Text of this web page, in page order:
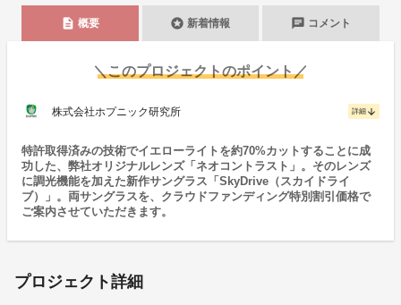
description 概要 stars 新着情報 chat コメント
＼このプロジェクトのポイント／
株式会社ホプニック研究所 詳細 arrow_downward
特許取得済みの技術でイエローライトを約70%カットすることに成
功した、弊社オリジナルレンズ「ネオコントラスト」。そのレンズ
に調光機能を加えた新作サングラス「SkyDrive（スカイドライ
ブ）」。両サングラスを、クラウドファンディング特別割引価格で
ご案内させていただきます。
プロジェクト詳細